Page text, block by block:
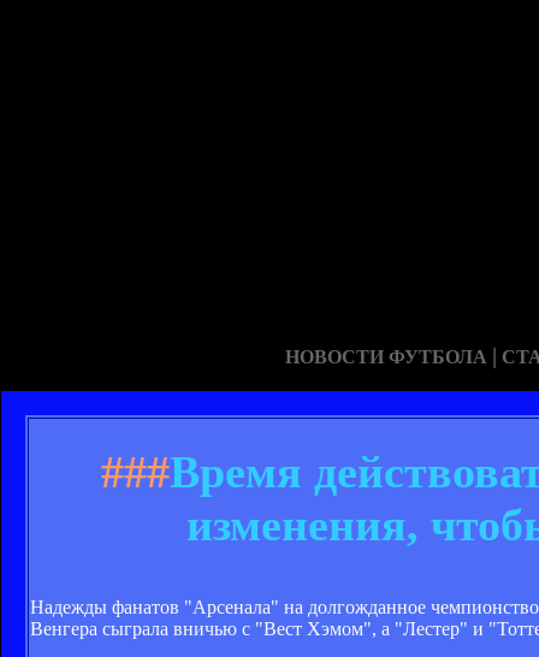
НОВОСТИ ФУТБОЛА |
###Время
изменения,
Надежды фанатов "Арсенала" на долгожданное
Венгера сыграла вничью с "Вест Хэмом", а "Лестер" и